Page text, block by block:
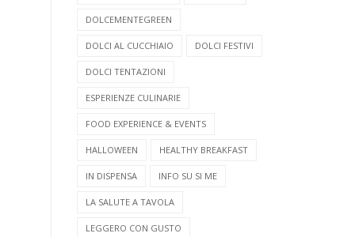
DOLCEMENTEGREEN
DOLCI AL CUCCHIAIO DOLCI FESTIVI
DOLCI TENTAZIONI
ESPERIENZE CULINARIE
FOOD EXPERIENCE & EVENTS
HALLOWEEN HEALTHY BREAKFAST
IN DISPENSA INFO SU SI ME
LA SALUTE A TAVOLA
LEGGERO CON GUSTO